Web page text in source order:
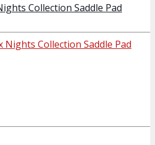
Collection Saddle Pad